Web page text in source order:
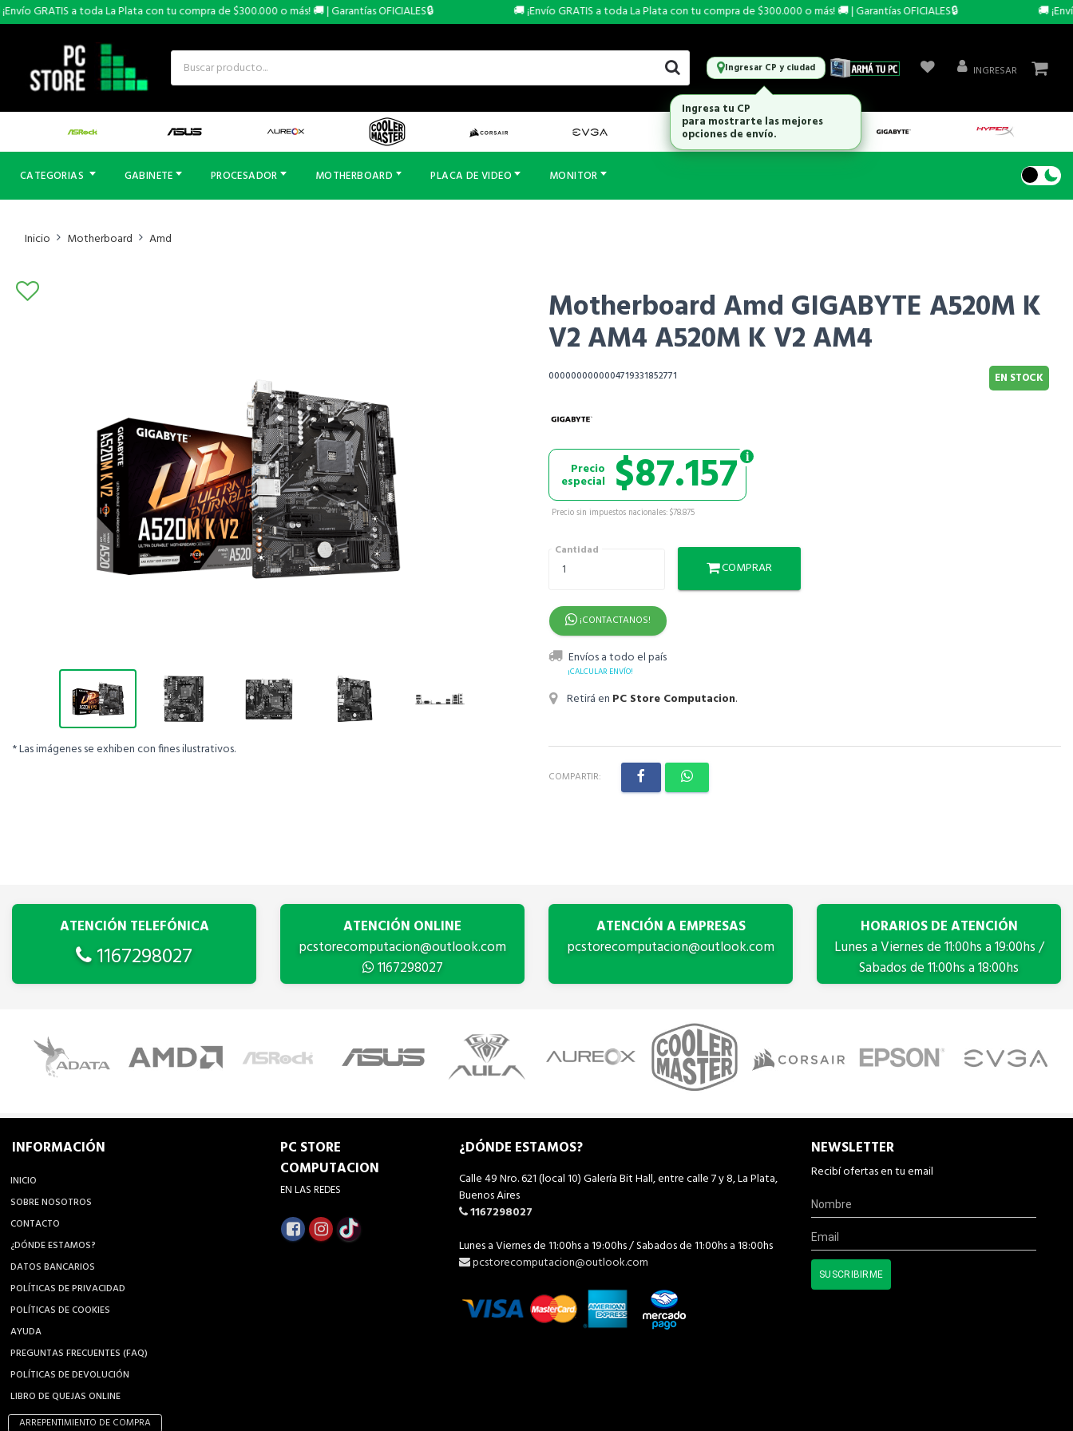
GRATIS a toda La Plata con tu compra de $300.000 o más! 🚚 | Garantías OFICIALES🔒 🚚 ¡Envío GRATIS a toda La Plata con tu compra de $300.000 o más! 🚚 | Garantías OFICIALES🔒 🚚
Ingresar CP y ciudad INGRESAR
CATEGORIAS GABINETE PROCESADOR MOTHERBOARD PLACA DE VIDEO MONITOR
Inicio Motherboard Amd
* Las imágenes se exhiben con fines ilustrativos.
Motherboard Amd GIGABYTE A520M K
V2 AM4 A520M K V2 AM4
0000000000004719331852771 EN STOCK
$87.157
Precio
especial
Precio sin impuestos nacionales: $78.875
Cantidad
COMPRAR
¡CONTACTANOS!
Envíos a todo el país
¡CALCULAR ENVÍO!
Retirá en PC Store Computacion.
COMPARTIR:
ATENCIÓN TELEFÓNICA
1167298027
ATENCIÓN ONLINE
pcstorecomputacion@outlook.com
1167298027
ATENCIÓN A EMPRESAS
pcstorecomputacion@outlook.com
HORARIOS DE ATENCIÓN
Lunes a Viernes de 11:00hs a 19:00hs /
Sabados de 11:00hs a 18:00hs
INFORMACIÓN
INICIO
SOBRE NOSOTROS
CONTACTO
¿DÓNDE ESTAMOS?
DATOS BANCARIOS
POLÍTICAS DE PRIVACIDAD
POLÍTICAS DE COOKIES
AYUDA
PREGUNTAS FRECUENTES (FAQ)
POLÍTICAS DE DEVOLUCIÓN
LIBRO DE QUEJAS ONLINE
ARREPENTIMIENTO DE COMPRA
PC STORE
COMPUTACION
EN LAS REDES
¿DÓNDE ESTAMOS?
Calle 49 Nro. 621 (local 10) Galería Bit Hall, entre calle 7 y 8, La Plata,
Buenos Aires
1167298027
Lunes a Viernes de 11:00hs a 19:00hs / Sabados de 11:00hs a 18:00hs
pcstorecomputacion@outlook.com
NEWSLETTER
Recibí ofertas en tu email
Ingresa tu CP
para mostrarte las mejores
opciones de envío.